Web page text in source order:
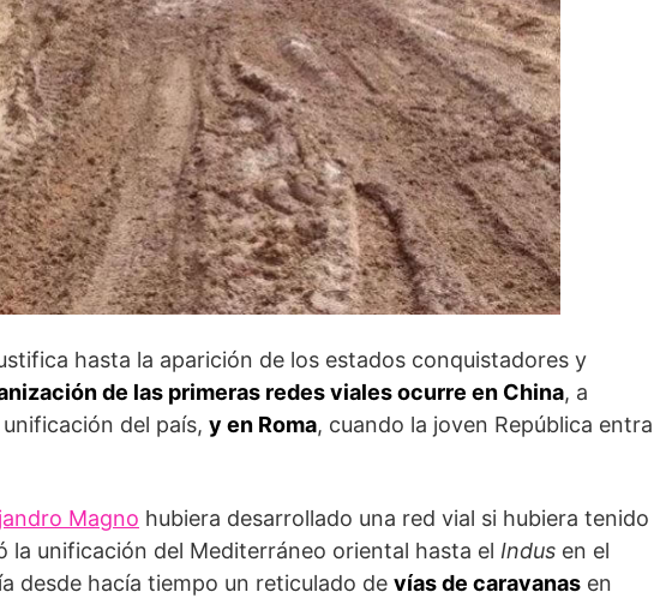
hasta la aparición de los estados conquistadores y
de las primeras redes viales ocurre en China, a
del país, y en Roma, cuando la joven República entra
Magno hubiera desarrollado una red vial si hubiera tenido
la unificación del Mediterráneo oriental hasta el Indus en el
desde hacía tiempo un reticulado de vías de caravanas en